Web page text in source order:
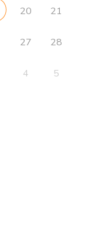
20 21
27 28
4 5